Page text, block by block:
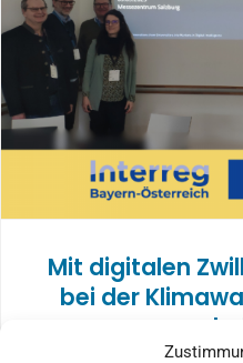
Mit digitalen
bei der